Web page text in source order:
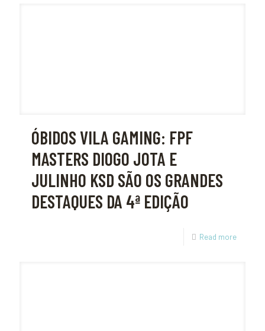
ÓBIDOS VILA GAMING: FPF
MASTERS DIOGO JOTA E
JULINHO KSD SÃO OS GRANDES
DESTAQUES DA 4ª EDIÇÃO
Read more